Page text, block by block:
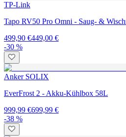
TP-Link
Tapo RV50 Pro Omni - Saug- &
499,90 €449,00 €
-30 %
Anker SOLIX
EverFrost 2 - Akku-Kühlbox 58L
999,99 €699,99 €
-38 %